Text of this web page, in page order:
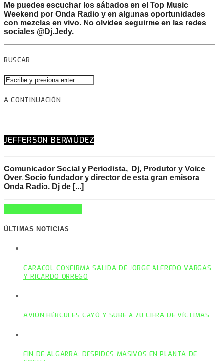
Me puedes escuchar los sábados en el Top Music
Weekend por Onda Radio y en algunas oportunidades
con mezclas en vivo. No olvides seguirme en las redes
sociales @Dj.Jedy.
BUSCAR
A CONTINUACIÓN
JEFFERSON BERMÚDEZ
Comunicador Social y Periodista, Dj, Produtor y Voice
Over. Socio fundador y director de esta gran emisora
Onda Radio. Dj de [...]
ÚLTIMAS NOTICIAS
CARACOL CONFIRMA SALIDA DE JORGE ALFREDO VARGAS
Y RICARDO ORREGO
AVIÓN HÉRCULES CAYÓ Y SUBE A 70 CIFRA DE VÍCTIMAS
FIN DE ALGARRA: DESPIDOS MASIVOS EN PLANTA DE